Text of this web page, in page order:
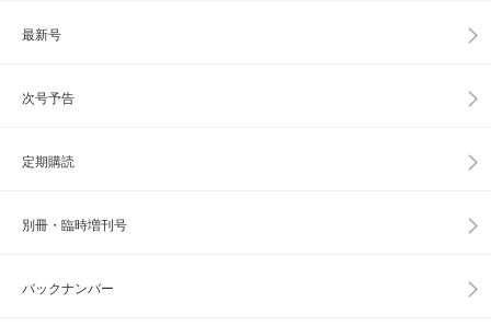
最新号
次号予告
定期購読
別冊・臨時増刊号
バックナンバー